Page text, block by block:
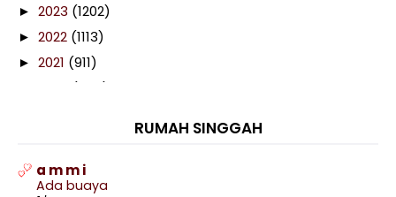
► 2023 (1202)
► 2022 (1113)
► 2021 (911)
(460)
▼2017(359)
►December
RUMAH SINGGAH
a m m i
Ada buaya